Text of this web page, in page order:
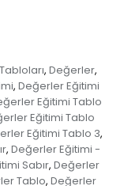
, Değerler,
, Değerler Eğitimi
Eğitimi Tablo
Eğitimi Tablo
Eğitimi Tablo 3,
, Değerler Eğitimi -
Sabır, Değerler
Tablo, Değerler